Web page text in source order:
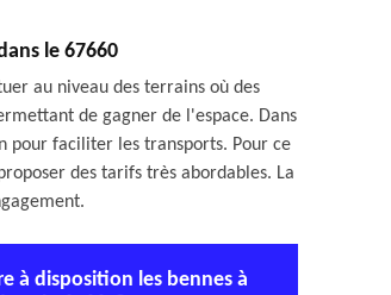
le 67660
au niveau des terrains où des
de gagner de l'espace. Dans
pour faciliter les transports. Pour ce
des tarifs très abordables. La
à disposition les bennes à